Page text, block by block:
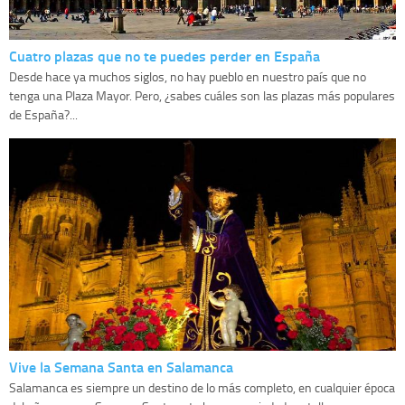
Cuatro plazas que no te puedes perder en España
Desde hace ya muchos siglos, no hay pueblo en nuestro país que no
tenga una Plaza Mayor. Pero, ¿sabes cuáles son las plazas más populares
de España?...
Vive la Semana Santa en Salamanca
Salamanca es siempre un destino de lo más completo, en cualquier época